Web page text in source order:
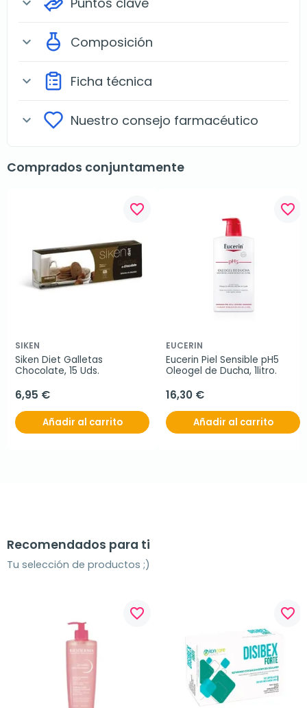
expand_more Composición
expand_more Ficha técnica
expand_more Nuestro consejo farmacéutico
Comprados conjuntamente
favorite_border
SIKEN
Siken Diet Galletas
Chocolate, 15 Uds.
6,95 €
Añadir al carrito
favorite_border
EUCERIN
Eucerin Piel Sensible pH5
Oleogel de Ducha, 1litro.
16,30 €
Añadir al carrito
Recomendados para ti
Tu selección de productos ;)
favorite_border favorite_border